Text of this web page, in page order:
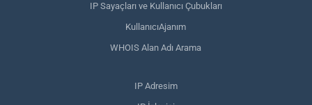
IP Sayaçları ve Kullanıcı Çubukları
KullanıcıAjanım
WHOIS Alan Adı Arama
IP Adresim